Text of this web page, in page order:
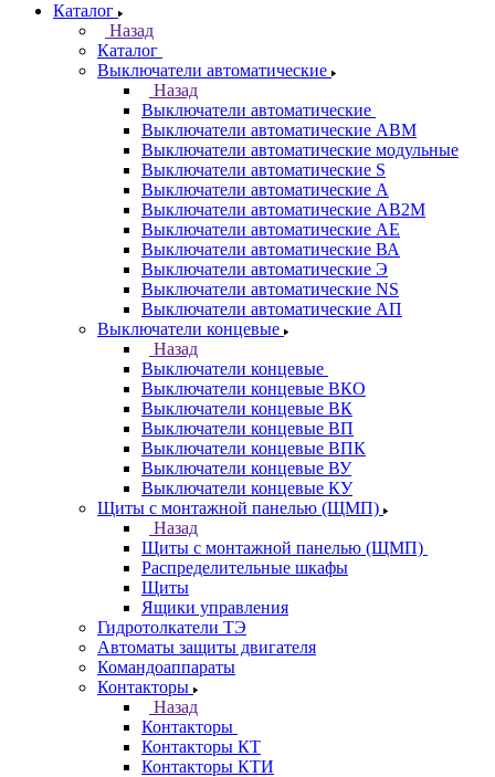
Каталог
Назад
Каталог
Выключатели автоматические
Назад
Выключатели автоматические
Выключатели автоматические АВМ
Выключатели автоматические модульные
Выключатели автоматические S
Выключатели автоматические А
Выключатели автоматические АВ2М
Выключатели автоматические АЕ
Выключатели автоматические ВА
Выключатели автоматические Э
Выключатели автоматические NS
Выключатели автоматические АП
Выключатели концевые
Назад
Выключатели концевые
Выключатели концевые ВКО
Выключатели концевые ВК
Выключатели концевые ВП
Выключатели концевые ВПК
Выключатели концевые ВУ
Выключатели концевые КУ
Щиты с монтажной панелью (ЩМП)
Назад
Щиты с монтажной панелью (ЩМП)
Распределительные шкафы
Щиты
Ящики управления
Гидротолкатели ТЭ
Автоматы защиты двигателя
Командоаппараты
Контакторы
Назад
Контакторы
Контакторы КТ
Контакторы КТИ